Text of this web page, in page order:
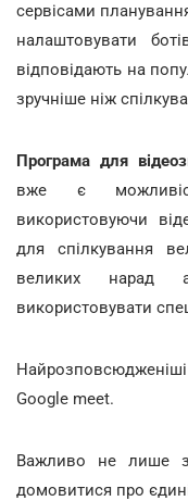
сервісами
налаштовувати
відповідають на
зручніше ніж
Програма для
вже є
використовуючи
для спілкування
великих нарад
використовувати
Google meet.
Важливо не лише
домовитися про